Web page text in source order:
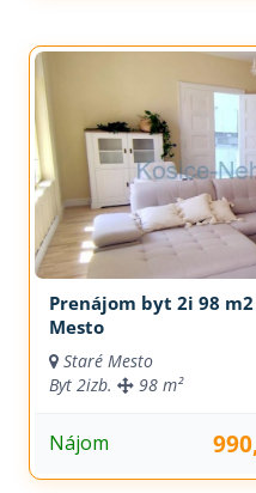
Prenájom byt 2i 98
Mesto
Staré Mesto
Byt 2izb. 98 m²
Nájom